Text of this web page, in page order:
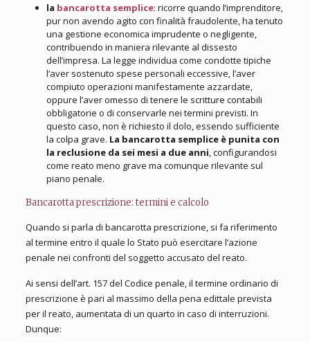
la bancarotta semplice: ricorre quando l’imprenditore,
pur non avendo agito con finalità fraudolente, ha tenuto
una gestione economica imprudente o negligente,
contribuendo in maniera rilevante al dissesto
dell’impresa. La legge individua come condotte tipiche
l’aver sostenuto spese personali eccessive, l’aver
compiuto operazioni manifestamente azzardate,
oppure l’aver omesso di tenere le scritture contabili
obbligatorie o di conservarle nei termini previsti. In
questo caso, non è richiesto il dolo, essendo sufficiente
la colpa grave. La bancarotta semplice è punita con
la reclusione da sei mesi a due anni, configurandosi
come reato meno grave ma comunque rilevante sul
piano penale.
Bancarotta prescrizione: termini e calcolo
Quando si parla di bancarotta prescrizione, si fa riferimento
al termine entro il quale lo Stato può esercitare l’azione
penale nei confronti del soggetto accusato del reato.
Ai sensi dell’art. 157 del Codice penale, il termine ordinario di
prescrizione è pari al massimo della pena edittale prevista
per il reato, aumentata di un quarto in caso di interruzioni.
Dunque: